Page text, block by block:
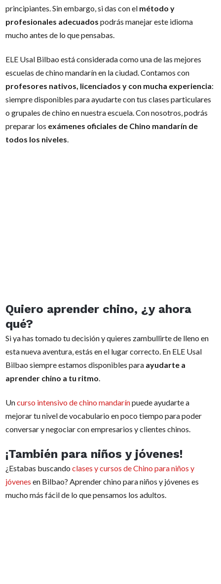
principiantes. Sin embargo, si das con el método y
profesionales adecuados podrás manejar este idioma
mucho antes de lo que pensabas.
ELE Usal Bilbao está considerada como una de las mejores
escuelas de chino mandarín en la ciudad. Contamos con
profesores nativos, licenciados y con mucha experiencia:
siempre disponibles para ayudarte con tus clases particulares
o grupales de chino en nuestra escuela. Con nosotros, podrás
preparar los exámenes oficiales de Chino mandarín de
todos los niveles.
Quiero aprender chino, ¿y ahora
qué?
Si ya has tomado tu decisión y quieres zambullirte de lleno en
esta nueva aventura, estás en el lugar correcto. En ELE Usal
Bilbao siempre estamos disponibles para ayudarte a
aprender chino a tu ritmo
Uncurso intensivo de chino mandarínpuede ayudarte a
mejorar tu nivel de vocabulario en poco tiempo para poder
conversar y negociar con empresarios y clientes chinos.
¡También para niños y jóvenes!
¿Estabas buscando clases y cursos de Chino para niños y
jóvenes en Bilbao? Aprender chino para niños y jóvenes es
mucho más fácil de lo que pensamos los adultos.